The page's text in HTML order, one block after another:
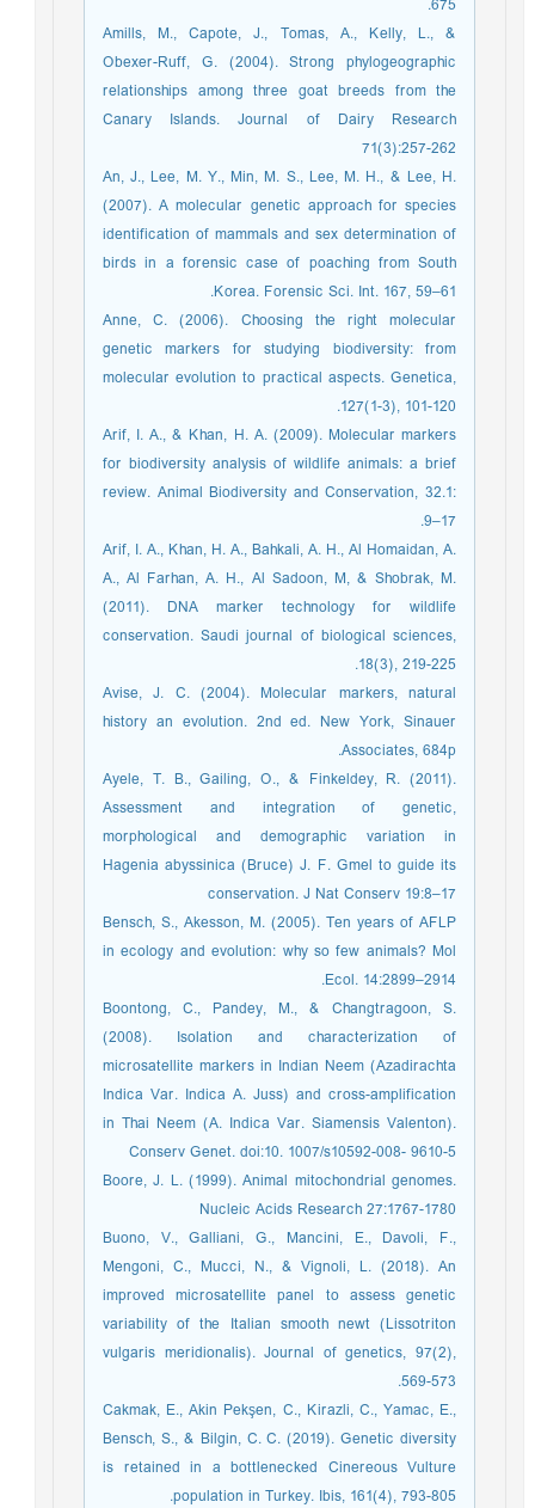
675.
Amills, M., Capote, J., Tomas, A., Kelly, L., &
Obexer-Ruff, G. (2004). Strong phylogeographic
relationships among three goat breeds from the
Canary Islands. Journal of Dairy Research
71(3):257-262
An, J., Lee, M. Y., Min, M. S., Lee, M. H., & Lee, H.
(2007). A molecular genetic approach for species
identification of mammals and sex determination of
birds in a forensic case of poaching from South
Korea. Forensic Sci. Int. 167, 59–61.
Anne, C. (2006). Choosing the right molecular
genetic markers for studying biodiversity: from
molecular evolution to practical aspects. Genetica,
127(1-3), 101-120.
Arif, I. A., & Khan, H. A. (2009). Molecular markers
for biodiversity analysis of wildlife animals: a brief
review. Animal Biodiversity and Conservation, 32.1:
9–17.
Arif, I. A., Khan, H. A., Bahkali, A. H., Al Homaidan, A.
A., Al Farhan, A. H., Al Sadoon, M, & Shobrak, M.
(2011). DNA marker technology for wildlife
conservation. Saudi journal of biological sciences,
18(3), 219-225.
Avise, J. C. (2004). Molecular markers, natural
history an evolution. 2nd ed. New York, Sinauer
Associates, 684p.
Ayele, T. B., Gailing, O., & Finkeldey, R. (2011).
Assessment and integration of genetic,
morphological and demographic variation in
Hagenia abyssinica (Bruce) J. F. Gmel to guide its
conservation. J Nat Conserv 19:8–17
Bensch, S., Akesson, M. (2005). Ten years of AFLP
in ecology and evolution: why so few animals? Mol
Ecol. 14:2899–2914.
Boontong, C., Pandey, M., & Changtragoon, S.
(2008). Isolation and characterization of
microsatellite markers in Indian Neem (Azadirachta
Indica Var. Indica A. Juss) and cross-amplification
in Thai Neem (A. Indica Var. Siamensis Valenton).
Conserv Genet. doi:10. 1007/s10592-008- 9610-5
Boore, J. L. (1999). Animal mitochondrial genomes.
Nucleic Acids Research 27:1767-1780
Buono, V., Galliani, G., Mancini, E., Davoli, F.,
Mengoni, C., Mucci, N., & Vignoli, L. (2018). An
improved microsatellite panel to assess genetic
variability of the Italian smooth newt (Lissotriton
vulgaris meridionalis). Journal of genetics, 97(2),
569-573.
Cakmak, E., Akin Pekşen, C., Kirazli, C., Yamac, E.,
Bensch, S., & Bilgin, C. C. (2019). Genetic diversity
is retained in a bottlenecked Cinereous Vulture
population in Turkey. Ibis, 161(4), 793-805.